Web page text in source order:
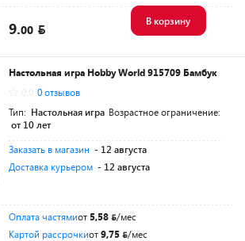
9.00
В корзину
Настольная игра Hobby World 915709 Бамбук
0 отзывов
Тип: Настольная игра Возрастное ограничение:
от 10 лет
Заказать в магазин - 12 августа
Доставка курьером - 12 августа
Оплата частямиот 5,58
/мес
Картой рассрочкиот9,75 /мес